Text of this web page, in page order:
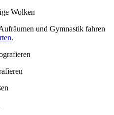
Wolken
und Gymnastik fahren
.